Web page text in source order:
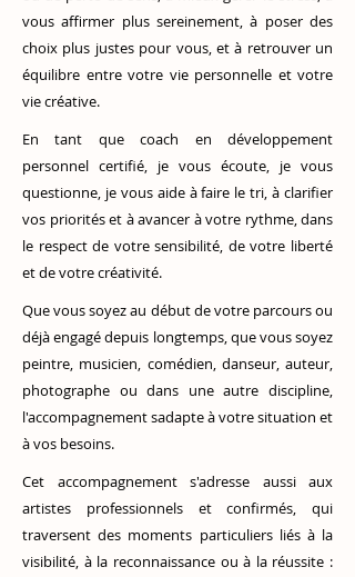
vous affirmer plus sereinement, à poser des
choix plus justes pour vous, et à retrouver un
équilibre entre votre vie personnelle et votre
vie créative.
En tant que coach en développement
personnel certifié, je vous écoute, je vous
questionne, je vous aide à faire le tri, à clarifier
vos priorités et à avancer à votre rythme, dans
le respect de votre sensibilité, de votre liberté
et de votre créativité.
Que vous soyez au début de votre parcours ou
déjà engagé depuis longtemps, que vous soyez
peintre, musicien, comédien, danseur, auteur,
photographe ou dans une autre discipline,
l'accompagnement sadapte à votre situation et
à vos besoins.
Cet accompagnement s'adresse aussi aux
artistes professionnels et confirmés, qui
traversent des moments particuliers liés à la
visibilité, à la reconnaissance ou à la réussite :